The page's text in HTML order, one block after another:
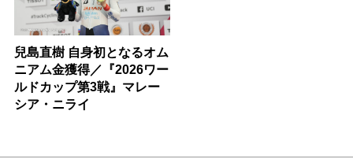
兒島直樹 自身初となるオム
ニアム金獲得／『2026ワー
ルドカップ第3戦』マレー
シア・ニライ